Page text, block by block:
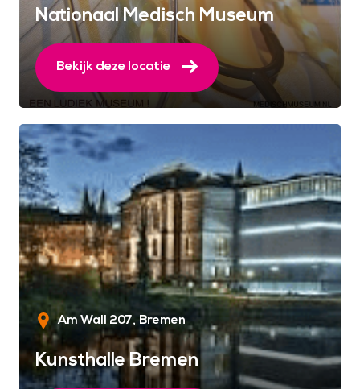
Nationaal Medisch Museum
Bekijk deze locatie
Am Wall 207 Bremen
Kunsthalle Bremen